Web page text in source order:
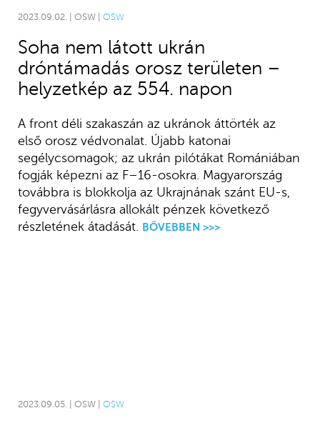
2023.09.05. | OSW | OSW
2023.09.02. | OSW | OSW
Soha nem látott ukrán
dróntámadás orosz területen –
helyzetkép az 554. napon
A front déli szakaszán az ukránok áttörték az
első orosz védvonalat. Újabb katonai
segélycsomagok; az ukrán pilótákat Romániában
fogják képezni az F–16-osokra. Magyarország
továbbra is blokkolja az Ukrajnának szánt EU-s,
fegyvervásárlásra allokált pénzek következő
részletének átadását.
BŐVEBBEN >>>